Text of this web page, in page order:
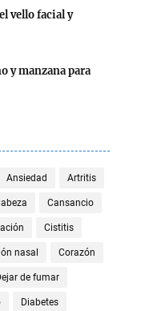
vello facial y
y manzana para
Ansiedad Artritis
Cansancio
Cistitis
nasal Corazón
de fumar
Diabetes